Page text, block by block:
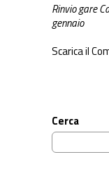
Rinvio gare
gennaio
Scarica il
Cerca